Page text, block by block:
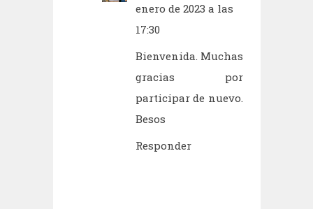
enero de 2023 a las
17:30
Bienvenida. Muchas
gracias por
participar de nuevo.
Besos
Responder